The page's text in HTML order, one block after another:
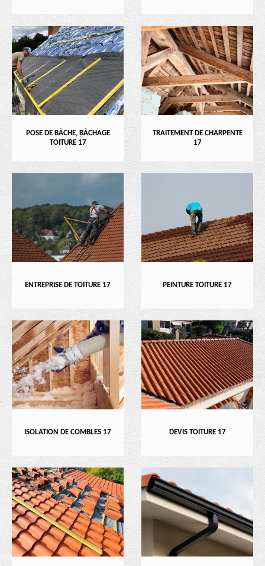
POSE DE BÂCHE, BÂCHAGE
TOITURE 17
TRAITEMENT DE CHARPENTE
17
ENTREPRISE DE TOITURE 17 PEINTURE TOITURE 17
ISOLATION DE COMBLES 17 DEVIS TOITURE 17